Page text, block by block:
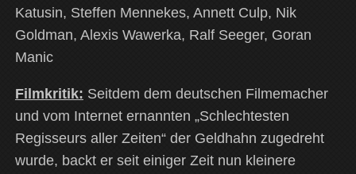
Katusin, Steffen Mennekes, Annett Culp, Nik
Goldman, Alexis Wawerka, Ralf Seeger, Goran
Manic
Filmkritik: Seitdem dem deutschen Filmemacher
und vom Internet ernannten „Schlechtesten
Regisseurs aller Zeiten“ der Geldhahn zugedreht
wurde, backt er seit einiger Zeit nun kleinere